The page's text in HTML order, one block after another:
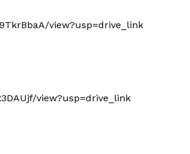
view?usp=drive_link
view?usp=drive_link